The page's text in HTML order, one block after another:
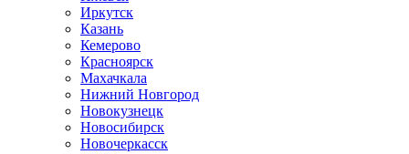
Иркутск
Казань
Кемерово
Красноярск
Махачкала
Нижний Новгород
Новокузнецк
Новосибирск
Новочеркаcск